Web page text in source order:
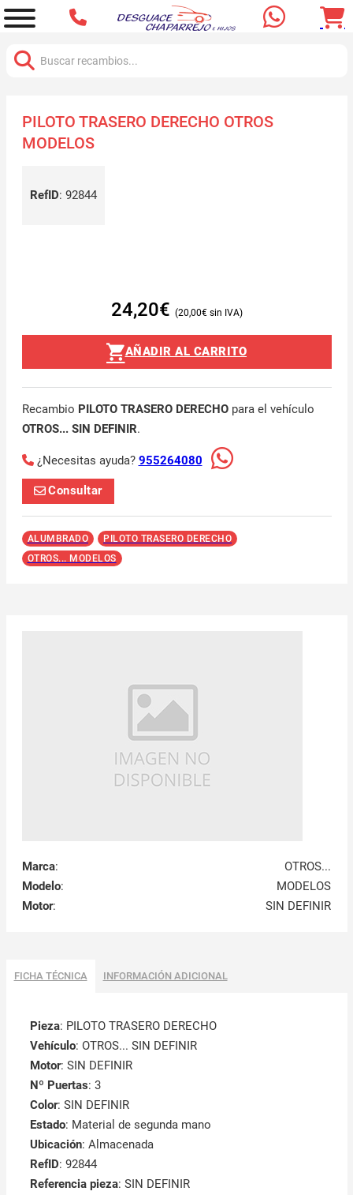
PILOTO TRASERO DERECHO OTROS
MODELOS
RefID: 92844
24,20€ 20,00€
AÑADIR AL CARRITO
Recambio PILOTO TRASERO DERECHOpara el vehículo
OTROS... SIN DEFINIR.
¿Necesitas ayuda? 955264080
Consultar
ALUMBRADO
PILOTO TRASERO DERECHO
OTROS... MODELOS
Marca:
OTROS...
Modelo:
MODELOS
Motor: SIN DEFINIR
FICHA TÉCNICA INFORMACIÓN ADICIONAL
Pieza: PILOTO TRASERO DERECHO
Vehículo: OTROS... SIN DEFINIR
Motor: SIN DEFINIR
Nº Puertas: 3
Color: SIN DEFINIR
Estado: Material de segunda mano
Ubicación: Almacenada
RefID: 92844
Referencia pieza: SIN DEFINIR